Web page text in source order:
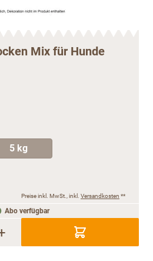
Mix für Hunde
5 kg
Preise inkl. MwSt., inkl. Versandkosten **
Abo verfügbar